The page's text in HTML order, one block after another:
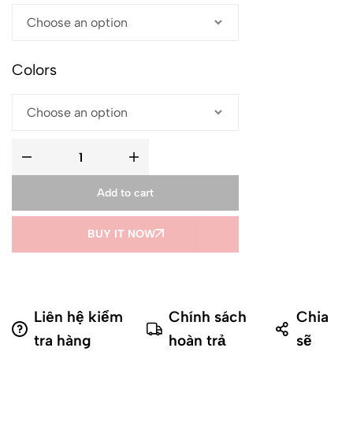
Colors
Add to cart
BUY IT NOW
Liên hệ kiểm
tra hàng
Chính sách
hoàn trả
Chia
sẽ